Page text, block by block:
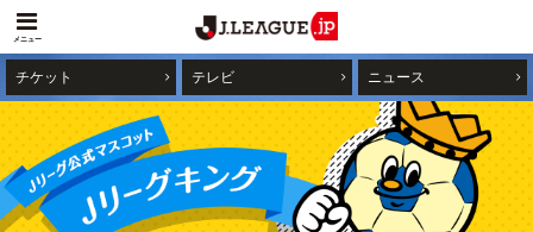
メニュー
チケット テレビ ニュース